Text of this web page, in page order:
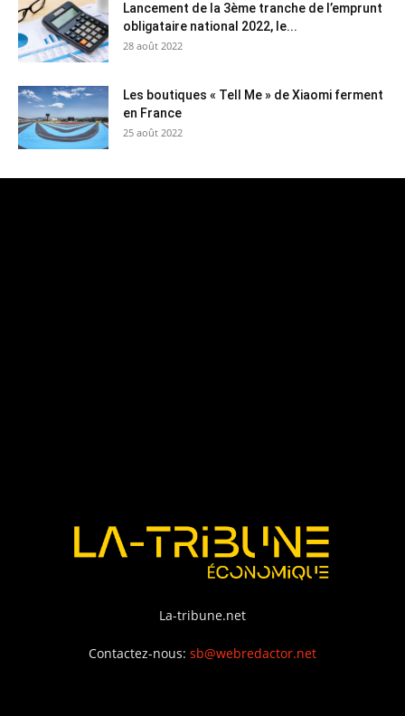
Lancement de la 3ème tranche de l’emprunt
obligataire national 2022, le...
28 août 2022
Les boutiques « Tell Me » de Xiaomi ferment
en France
25 août 2022
La-tribune.net
Contactez-nous: sb@webredactor.net